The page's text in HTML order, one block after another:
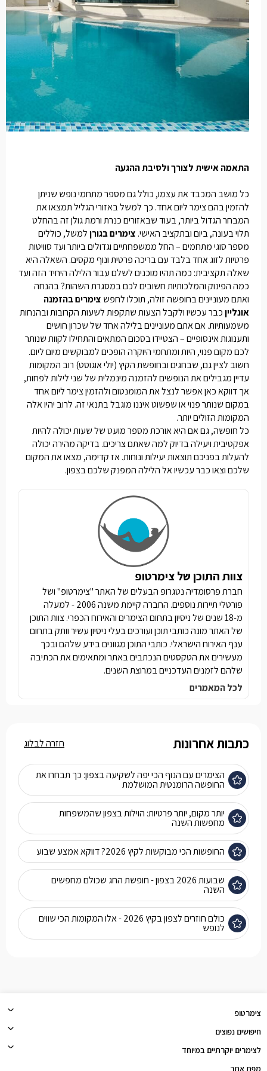
התאמה אישית לצורך ולסיבת ההגעה
כל מושב המכבד את עצמו, כולל גם מספר מתחמי נופש שניתן
להזמין בהםצימר ליום אחד. כך למשל באזורי הגליל תמצאו את
המבחר הגדול ביותר, בעוד שבאזורים כנרת ורמת גולן זה בהחלט
תלוי בעונה, ביום ובתקציב האישי. צימרים בגורןלמשל, כוללים
מספר סוגי מתחמים – החל ממשפחתיים וגדולים ביותר ועד סוויטות
פרטיות לזוג אחד בלבד עם בריכה פרטית ונוף מקסים. השאלה היא
שאלה תקציבית: כמה תהיו מוכנים לשלם עבור הלילה היחיד הזה ועד
כמה הפינוק והמלכותיות חשובים לכם במסגרת השהות? בהנחה
ואתם מעוניינים בחופשה זולה, תוכלו לחפש צימרים בהזמנה
אונלייןכבר עכשיו ולקבל הצעות שתקפות לשעות הקרובות ובהנחות
משמעותיות. אם אתם מעוניינים בלילה אחד של שכרון חושים
ותענוגות אינסופיים – הצטיידו בסכום המתאים והתחילו לקוות שנותר
לכם מקום פנוי, היות ומתחמי היוקרה הופכים למבוקשים מיום ליום.
חשוב לציין גם, שבחגים ובחופשת הקיץ (יולי אוגוסט) רוב המקומות
עדיין מגבילים את הנופשים להזמנה מינמלית של שני לילות לפחות,
אך דווקא כאן אפשר לנצל את המומנטום ולהזמיןצימר ליום אחד
במקום שנותר פנוי או שפשוט איננו מוגבל בתנאי זה. לרוב יהיו אלה
המקומות הזולים יותר.
כל חופשה, גם אם היא אורכת מספר מועט של שעות יכולה להיות
אפקטיבית ויעילה בדיוק למה שאתם צריכים. בדיקה מהירה יכולה
להעלות בפניכם תוצאות יעילות ונוחות. אז קדימה, מצאו את המקום
שלכם וצאו כבר עכשיו אל הלילה המפנק שלכם בצפון.
צוות התוכן של צימרטופ
חברת פרסומדיה נטגרופ הבעלים של האתר "צימרטופ" ושל
פורטלי תיירות נוספים. החברה קיימת משנה 2006 - למעלה
מ-18 שנים של ניסיון בתחום הצימרים והאירוח הכפרי. צוות התוכן
של האתר מונה כותבי תוכן ועורכים בעלי ניסיון עשיר וותק בתחום
ענף האירוח הישראלי. כותבי התוכן מגוונים בידע שלהם ובכך
מעשירים את הטקסטים הנכתבים באתר ומתאימים את הכתיבה
שלהם לזמנים העדכניים במרוצת השנים.
לכל המאמרים
כתבות אחרונות
הצימרים עם הנוף הכי יפה לשקיעה בצפון: כך תבחרו את
החופשה הרומנטית המושלמת
יותר מקום, יותר פרטיות: הוילות בצפון שהמשפחות
מחפשות השנה
החופשות הכי מבוקשות לקיץ 2026? דווקא אמצע שבוע
שבועות 2026 בצפון - חופשת החג שכולם מחפשים
השנה
כולם חוזרים לצפון בקיץ 2026 - אלו המקומות הכי שווים
לנופש
חזרה לבלוג
צימרטופ
חיפושים נפוצים
לצימרים יוקרתיים במיוחד
מפת אתר